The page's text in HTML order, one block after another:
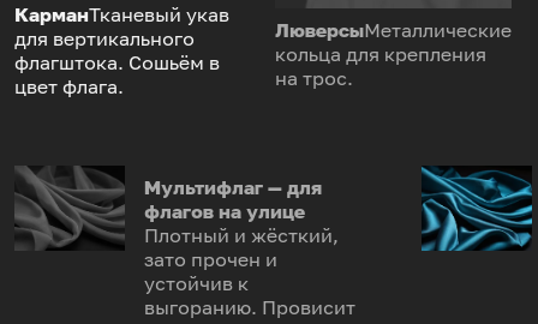
КарманТканевый укав
для вертикального
флагштока. Сошьём в
цвет флага.
ЛюверсыМеталлические
кольца для крепления
на трос.
Мультифлаг — для
флагов на улице
Плотный и жёсткий,
зато прочен и
устойчив к
выгоранию. Провисит